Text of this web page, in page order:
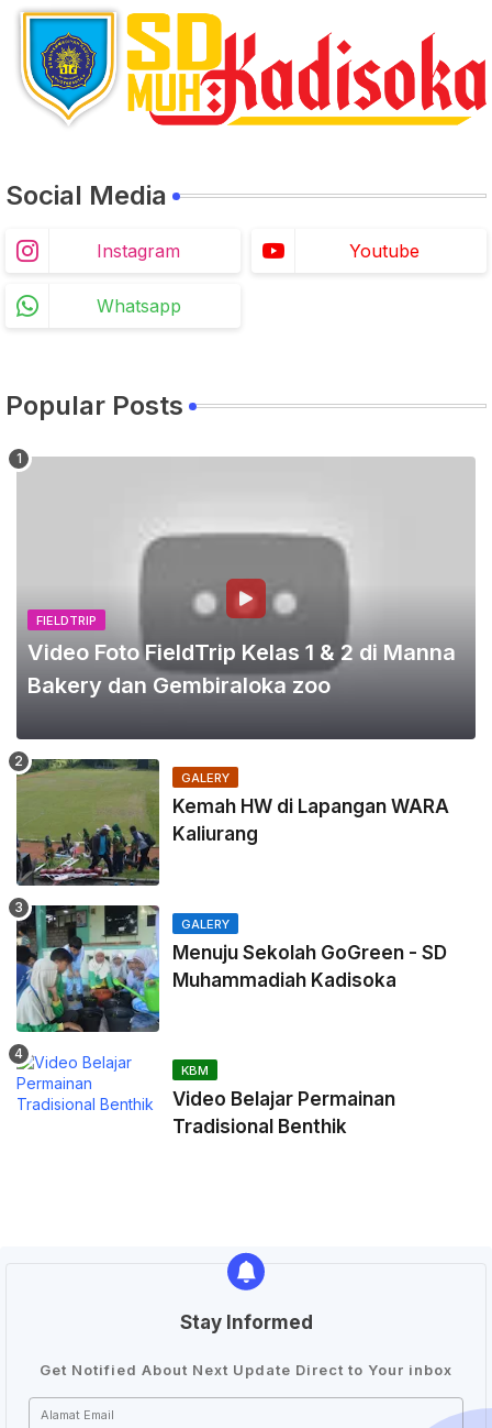
Social Media
Instagram Youtube
Whatsapp
Popular Posts
FIELDTRIP
Video Foto FieldTrip Kelas 1 & 2 di Manna
Bakery dan Gembiraloka zoo
GALERY
Kemah HW di Lapangan WARA
Kaliurang
GALERY
Menuju Sekolah GoGreen - SD
Muhammadiah Kadisoka
KBM
Video Belajar Permainan
Tradisional Benthik
Stay Informed
Get Notified About Next Update Direct to Your inbox